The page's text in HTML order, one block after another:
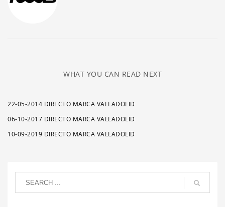
WHAT YOU CAN READ NEXT
22-05-2014 DIRECTO MARCA VALLADOLID
06-10-2017 DIRECTO MARCA VALLADOLID
10-09-2019 DIRECTO MARCA VALLADOLID